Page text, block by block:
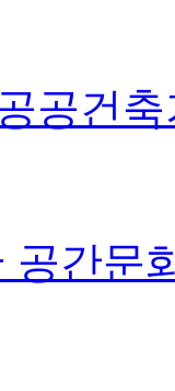
공건
공간문